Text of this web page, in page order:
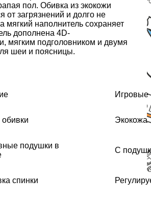
пол. Обивка из экокожи
от загрязнений и долго не
мягкий наполнитель сохраняет
дополнена 4D-
мягким подголовником и двумя
шеи и поясницы.
Игровые
Экокожа
подушки в
С
спинки